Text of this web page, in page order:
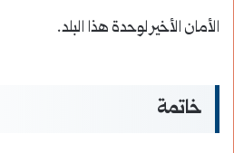
الأمان الأخير لوحدة هذا البلد.
خاتمة